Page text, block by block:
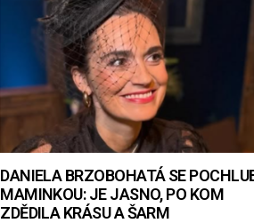
DANIELA BRZOBOHATÁ SE
MAMINKOU: JE JASNO, PO KOM
ZDĚDILA KRÁSU A ŠARM